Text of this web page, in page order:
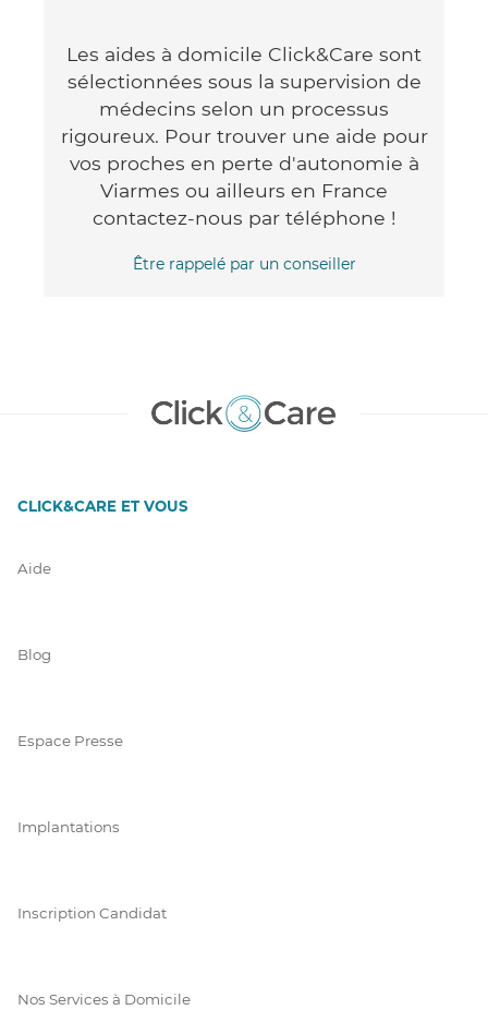
Les aides à domicile Click&Care sont
sélectionnées sous la supervision de
médecins selon un processus
rigoureux. Pour trouver une aide pour
vos proches en perte d'autonomie à
Viarmes ou ailleurs en France
contactez-nous par téléphone !
Être rappelé par un conseiller
CLICK&CARE ET VOUS
Aide
Blog
Espace Presse
Implantations
Inscription Candidat
Nos Services à Domicile